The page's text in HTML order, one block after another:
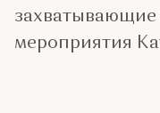
мероприятия